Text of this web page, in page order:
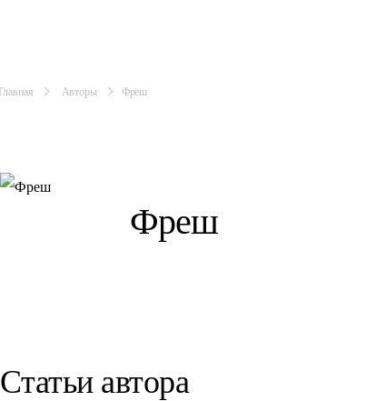
Главная Авторы Фреш
Фреш
Статьи автора